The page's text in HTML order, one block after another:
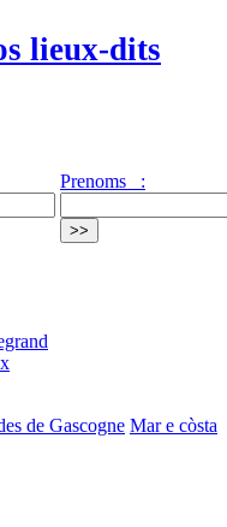
lieux-dits
Prenoms :
de Gascogne Mar e còsta